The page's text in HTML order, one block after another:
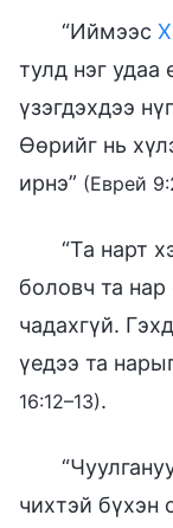
“Иймээс
тулд нэг удаа
үзэгдэхдээ
Өөрийг нь
ирнэ” (Еврей
“Та нарт
боловч та
чадахгүй.
үедээ та
16:12–13).
чихтэй бүхэн